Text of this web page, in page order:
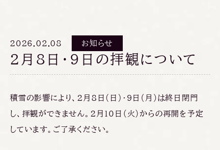
2026.02.08 お知らせ
2月8日・9日の拝観について
積雪の影響により、2月8日（日）・9日（月）は終日閉門
し、拝観ができません。2月10日（火）からの再開を予定
しています。ご了承ください。